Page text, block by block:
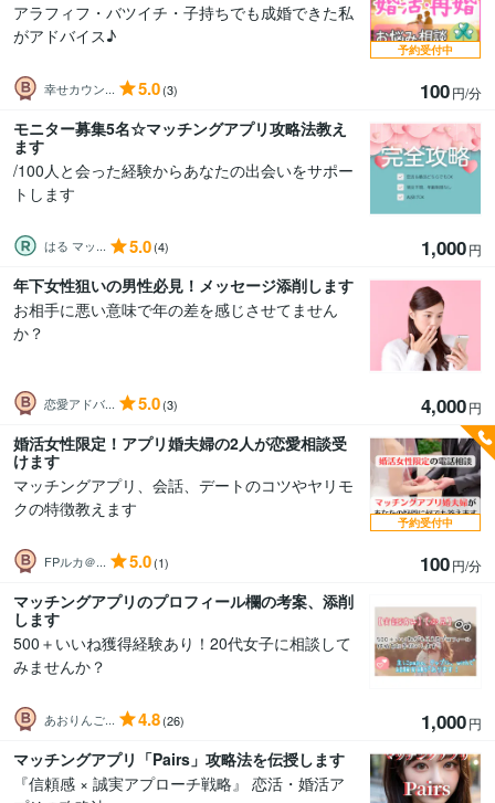
アラフィフ・バツイチ・子持ちでも成婚できた私
がアドバイス♪
幸せカウン... 5.0(3) 100円/分
予約受付中
モニター募集5名☆マッチングアプリ攻略法教え
ます
/100人と会った経験からあなたの出会いをサポー
トします
はる マッ... 5.0(4) 1,000円
年下女性狙いの男性必見！メッセージ添削します
お相手に悪い意味で年の差を感じさせてません
か？
恋愛アドバ... 5.0(3) 4,000円
婚活女性限定！アプリ婚夫婦の2人が恋愛相談受
けます
マッチングアプリ、会話、デートのコツやヤリモ
クの特徴教えます
FPルカ＠... 5.0(1) 100円/分
予約受付中
マッチングアプリのプロフィール欄の考案、添削
します
500＋いいね獲得経験あり！20代女子に相談して
みませんか？
あおりんご... 4.8(26) 1,000円
マッチングアプリ「Pairs」攻略法を伝授します
『信頼感 × 誠実アプローチ戦略』 恋活・婚活ア